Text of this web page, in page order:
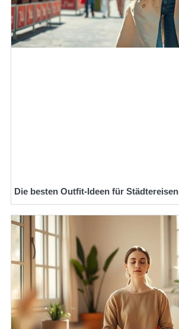
Die besten Outfit-Ideen für Städtereisen